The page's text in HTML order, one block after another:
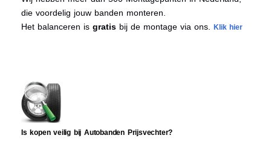
die voordelig jouw banden monteren.
Het balanceren is gratis bij de montage via ons. Klik hier
Is kopen veilig bij Autobanden Prijsvechter?